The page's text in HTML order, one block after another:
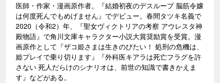
医師・作家・漫画原作者。『結婚初夜のデスループ 脳筋令嬢
は何度死んでもめげません』でデビュー。春間タツキ名義で
2020（令和2）年、『聖女ヴィクトリアの考察 アウレスタ神
殿物語』で角川文庫キャラクター小説大賞奨励賞を受賞。漫
画原作として『ザコ姫さまは生きのびたい！ 処刑の危機は、
姫プレイで乗り切ります』『外科医キアラは死亡フラグを許
さない 死人だらけのシナリオは、前世の知識で書きかえま
す』などがある。